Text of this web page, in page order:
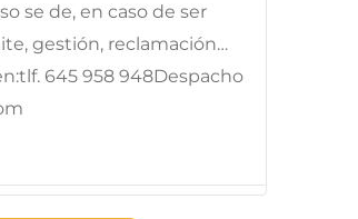
se de, en caso de ser
gestión, reclamación…
645 958 948Despacho